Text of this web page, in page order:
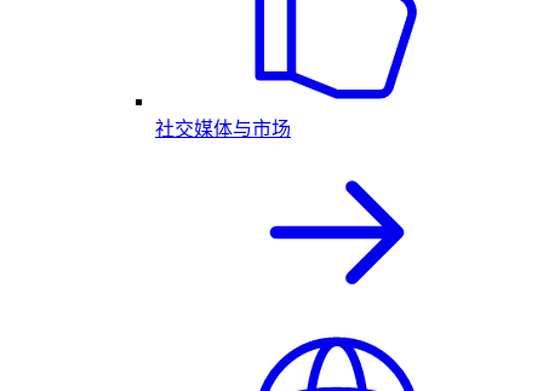
社交媒体与市场